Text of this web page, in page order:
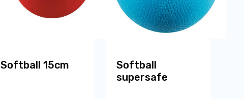
Softball 15cm
Softball
supersafe